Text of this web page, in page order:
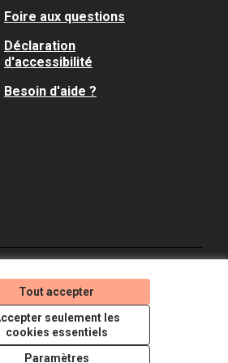
Tout accepter
seulement les
cookies essentiels
Paramètres
Foire aux questions
Déclaration
d'accessibilité
Besoin d'aide ?
(Lien externe)
(Lien externe)
(Lien externe)
Licence Creative
(Lien externe)